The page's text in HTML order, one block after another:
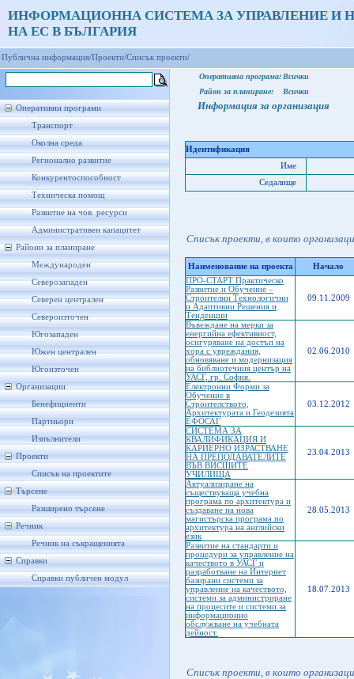
ИНФОРМАЦИОННА СИСТЕМА ЗА УПРАВЛЕНИЕ И
НА ЕС В БЪЛГАРИЯ
Публична информация/Проекти/Списък проекти/
Оперативни програми
Транспорт
Околна среда
Регионално развитие
Конкурентоспособност
Техническа помощ
Развитие на чов. ресурси
Административен капацитет
Райони за планиране
Международен
Северозападен
Северен централен
Североизточен
Югозападен
Южен централен
Югоизточен
Организации
Бенефициенти
Партньори
Изпълнители
Проекти
Списък на проектите
Търсене
Разширено търсене
Речник
Речник на съкращенията
Справки
Справки публичен модул
Оперативна програма: Всички
Район за планиране:
Всички
Информация за организация
Идентификация
Име
Седалище
Списък проекти, в които
Наименование на проекта
Начало
ПРО-СТАРТ Практическо
Развитие и Обучение –
Строителни Технологични
и Адаптивни Решения и
Тенденции
09.11.2009
Въвеждане на мерки за
енергийна ефективност,
осигуряване на достъп на
хора с увреждания,
обновяване и модернизация
на библиотечния център на
УАСГ, гр. София.
02.06.2010
Електронни Форми за
Обучение в
Строителството,
Архитектурата и Геодезията
ЕФОСАГ
03.12.2012
СИСТЕМА ЗА
КВАЛИФИКАЦИЯ И
КАРИЕРНО ИЗРАСТВАНЕ
НА ПРЕПОДАВАТЕЛИТЕ
ВЪВ ВИСШИТЕ
УЧИЛИЩА
23.04.2013
Актуализиране на
съществуваща учебна
програма по архитектура и
създаване на нова
магистърска програма по
архитектура на английски
език
28.05.2013
Развитие на стандарти и
процедури за управление на
качеството в УАСГ и
разработване на Интернет
базирани системи за
управление на качеството,
системи за администриране
на процесите и системи за
информационно
обслужване на учебната
дейност.
18.07.2013
Списък проекти, в които